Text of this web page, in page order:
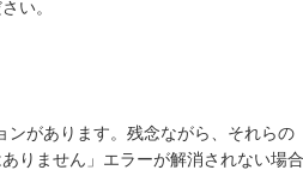
い。
があります。残念ながら、それらの
りません」エラーが解消されない場合